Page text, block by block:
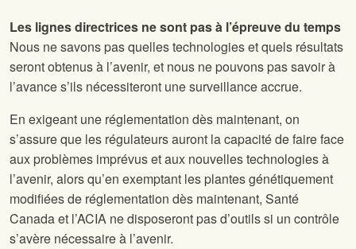
Les lignes directrices ne sont pas à l’épreuve du temps
Nous ne savons pas quelles technologies et quels résultats
seront obtenus à l’avenir, et nous ne pouvons pas savoir à
l’avance s’ils nécessiteront une surveillance accrue.
En exigeant une réglementation dès maintenant, on
s’assure que les régulateurs auront la capacité de faire face
aux problèmes imprévus et aux nouvelles technologies à
l’avenir, alors qu’en exemptant les plantes génétiquement
modifiées de réglementation dès maintenant, Santé
Canada et l’ACIA ne disposeront pas d’outils si un contrôle
s’avère nécessaire à l’avenir.